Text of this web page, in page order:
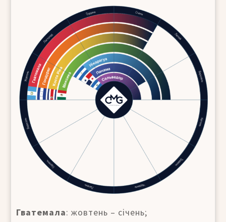
Гватемала: жовтень – січень;